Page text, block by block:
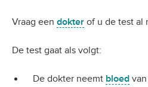
Vraag een dokter of u de test al
De test gaat als volgt:
De dokter neemt bloed